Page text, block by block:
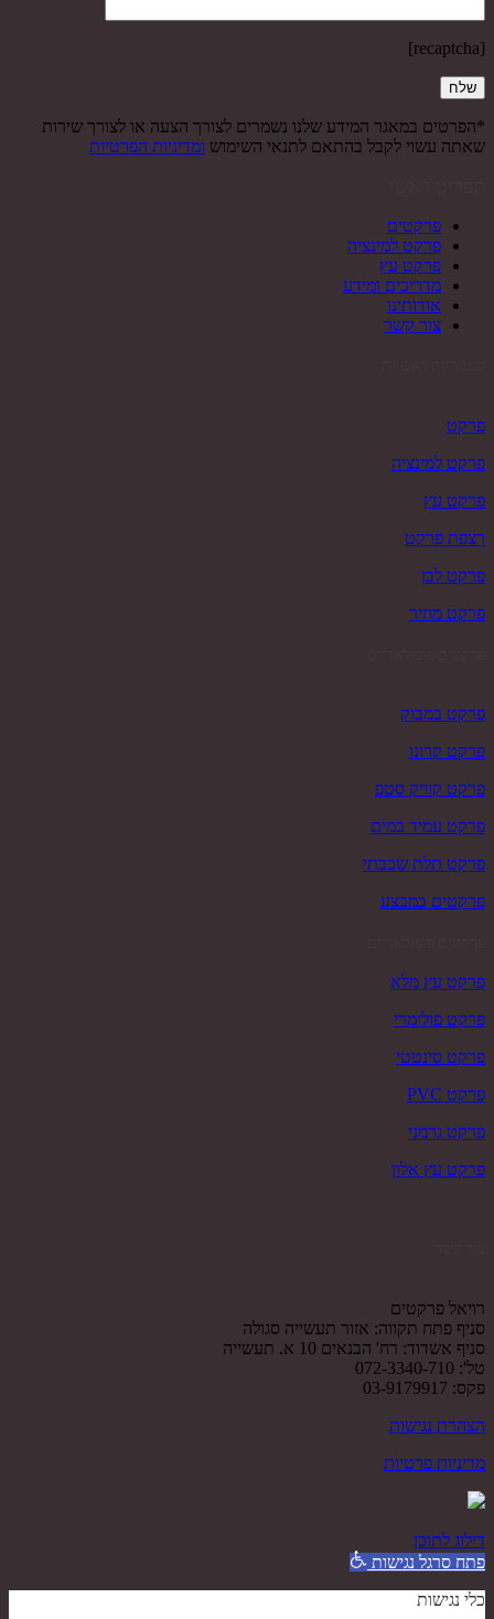
[recaptcha]
*הפרטים במאגר המידע שלנו נשמרים לצורך הצעה או לצורך שירות
שאתה עשוי לקבל בהתאם לתנאי השימוש ומדיניות הפרטיות
פרקטים
פרקט למינציה
פרקט עץ
מדריכים ומידע
אודותינו
צור קשר
פרקט
פרקט למינציה
פרקט עץ
רצפת פרקט
פרקט לבן
פרקט מחיר
פרקט במבוק
פרקט קרונו
פרקט קוויק סטפ
פרקט עמיד במים
פרקט תלת שכבתי
פרקטים במבצע
פרקט עץ מלא
פרקט פולימרי
פרקט סינטטי
פרקט PVC
פרקט גרמני
פרקט עץ אלון
רויאל פרקטים
סניף פתח תקווה: אזור תעשייה סגולה
סניף אשדוד: רח' הבנאים 10 א. תעשייה
טל': 072-3340-710
פקס: 03-9179917
הצהרת נגישות
מדיניות פרטיות
דילוג לתוכן
פתח סרגל נגישות
כלי נגישות